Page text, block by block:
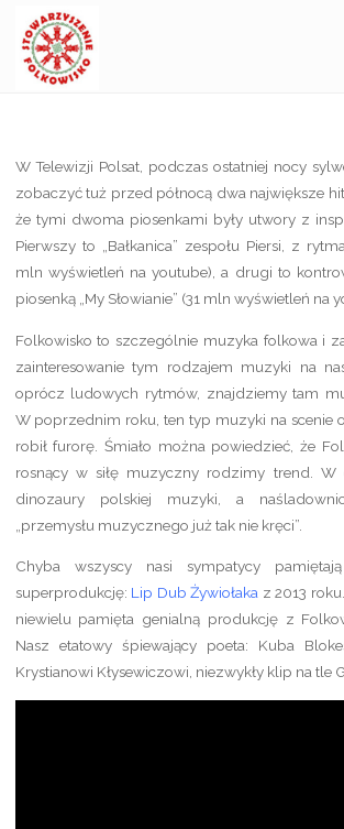
Strona
główna
Tematy na czasie
Czy muzyka
W Telewizji Polsat, podczas ostatniej nocy
zobaczyć tuż przed północą dwa największe
że tymi dwoma piosenkami były utwory z
Pierwszy to „Bałkanica” zespołu Piersi, z
mln wyświetleń na youtube), a drugi to
piosenką „My Słowianie” (31 mln wyświetleń na
Folkowisko to szczególnie muzyka folkowa i
zainteresowanie tym rodzajem muzyki na
oprócz ludowych rytmów, znajdziemy tam
W poprzednim roku, ten typ muzyki na scenie
robił furorę. Śmiało można powiedzieć, że
rosnący w siłę muzyczny rodzimy trend.
dinozaury polskiej muzyki, a
„przemysłu muzycznego już tak nie kręci”.
Chyba wszyscy nasi sympatycy
superprodukcję: Lip Dub Żywiołaka z 2013
niewielu pamięta genialną produkcję z
Nasz etatowy śpiewający poeta: Kuba
Krystianowi Kłysewiczowi, niezwykły klip na tle